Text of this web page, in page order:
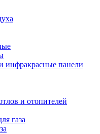
инфракрасные панели
и отопителей
газа